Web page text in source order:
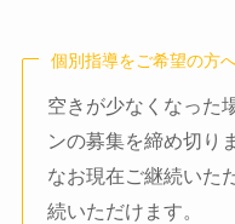
個別指導をご希望の方
空きが少なくなった
ンの募集を締め切り
なお現在ご継続いた
続いただけます。